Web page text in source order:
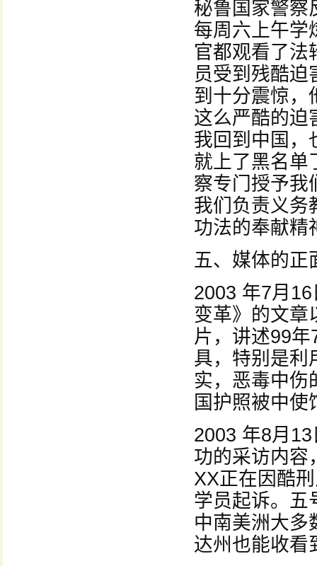
秘鲁国家警察
每周六上午学
官都观看了法
员受到残酷
到十分震惊，
这么严酷的迫
我回到中国，
就上了黑名单
察专门授予我
我们负责义务
功法的奉献精
五、媒体的正
2003 年7月
变革》的文章
片，讲述99
具，特别是利
实，恶毒中伤
国护照被中使
2003 年8月
功的采访内容
XX正在因酷
学员起诉。五
中南美洲大多
达州也能收看